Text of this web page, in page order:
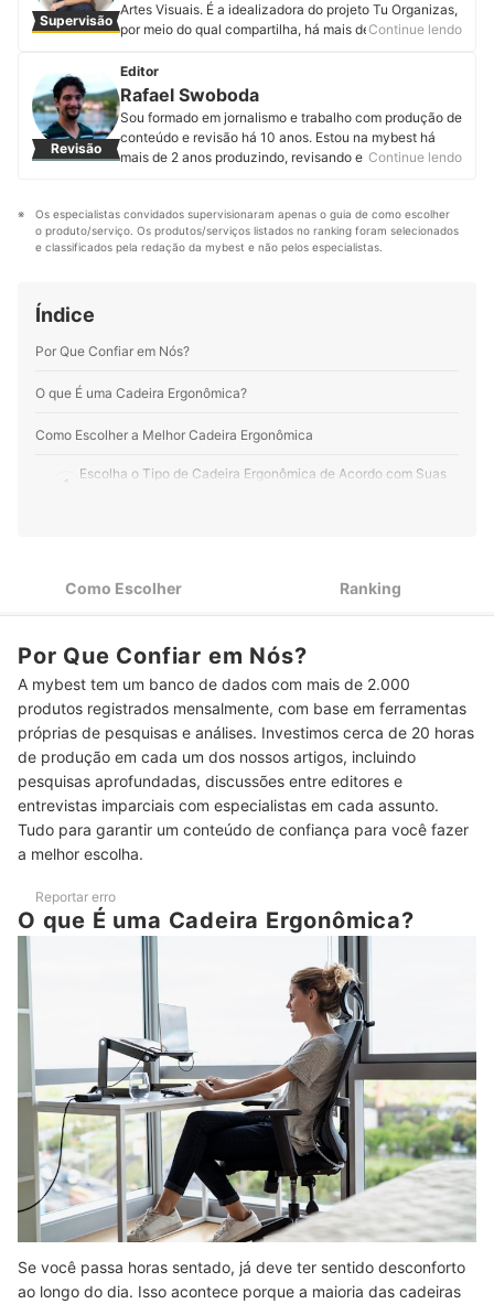
Supervisão
Artes Visuais. É a idealizadora do projeto Tu Organizas,
por meio do qual compartilha, há mais de 13 anos,
foco em soluções práticas, acessíveis e aplicáveis à
rotina real. Apaixonada por ambientes bonitos e
funcionais, Nina une olhar estético e experiência
prática para mostrar que é possível ter uma casa
organizada, acolhedora e bem cuidada sem
complicação. Seu trabalho é baseado em vivências do
fáceis de executar e soluções econômicas, sempre
com atenção ao uso inteligente dos espaços e ao
capricho nos detalhes. Atualmente, atua com produção
Continue lendo
Revisão
Editor
Rafael Swoboda
Sou formado em jornalismo e trabalho com produção de
conteúdo e revisão há 10 anos. Estou na mybest há
mais de 2 anos produzindo, revisando e atualizando
me motiva.
Perfil de Rafael Swoboda
Continue lendo
Os especialistas convidados supervisionaram apenas o guia de como escolher
o produto/serviço. Os produtos/serviços listados no ranking foram selecionados
e classificados pela redação da mybest e não pelos especialistas.
Índice
Por Que Confiar em Nós?
O que É uma Cadeira Ergonômica?
Como Escolher a Melhor Cadeira Ergonômica
1
Escolha o Tipo de Cadeira Ergonômica de Acordo com Suas
Para Trabalhar em Ambientes Quentes, Prefira uma Cadeira
Top 10 Melhores Cadeiras Ergonômicas
Perguntas Frequentes sobre Cadeira Ergonômica
Como Saber se a Cadeira Está Ajustada Corretamente?
Quanto Tempo Posso Ficar Sentado na Cadeira Ergonômica?
Qual É a Vida Útil de uma Cadeira Ergonômica?
Veja Também Indicações de Mesas para Variadas Necessidades
Como Escolher Ranking
Por Que Confiar em Nós?
A mybest tem um banco de dados com mais de 2.000
produtos registrados mensalmente, com base em ferramentas
próprias de pesquisas e análises. Investimos cerca de 20 horas
de produção em cada um dos nossos artigos, incluindo
pesquisas aprofundadas, discussões entre editores e
entrevistas imparciais com especialistas em cada assunto.
Tudo para garantir um conteúdo de confiança para você fazer
a melhor escolha.
Reportar erro
O que É uma Cadeira Ergonômica?
Se você passa horas sentado, já deve ter sentido desconforto
ao longo do dia. Isso acontece porque a maioria das cadeiras